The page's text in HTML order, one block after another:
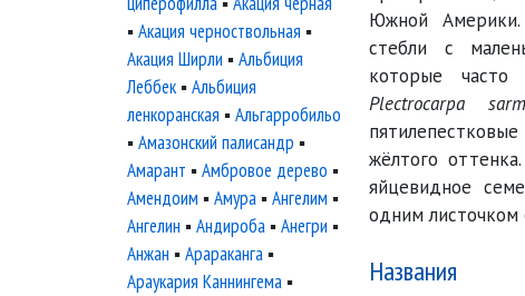
Южной
стебли с
которые
Plectrocarpa
жёлтого
яйцевидное
одним
Названия
▪Акация черноствольная ▪
Акация Ширли ▪Альбиция
Леббек ▪Альбиция
ленкоранская ▪Альгарробильо
▪Амазонский палисандр ▪
Амарант ▪Амбровое дерево ▪
Амендоим ▪Амура ▪Ангелим ▪
Ангелин ▪Андироба ▪Анегри ▪
Анжан ▪Арараканга ▪
Араукария Каннингема ▪